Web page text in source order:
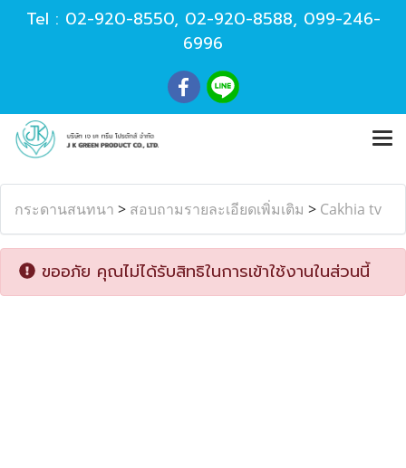
Tel : 02-920-8550, 02-920-8588, 099-246-
6996
กระดานสนทนา > สอบถามรายละเอียดเพิ่มเติม > Cakhia tv
ขออภัย คุณไม่ได้รับสิทธิในการเข้าใช้งานในส่วนนี้